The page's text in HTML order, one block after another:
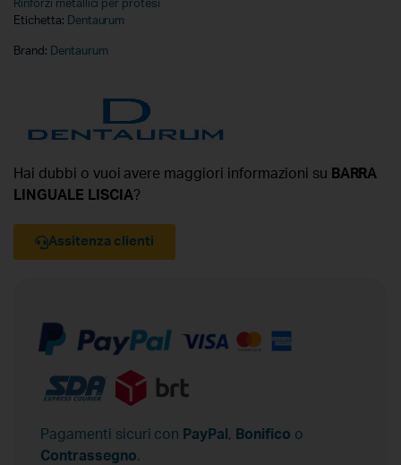
Rinforzi metallici per protesi
Etichetta: Dentaurum
Brand: Dentaurum
Hai dubbi o vuoi avere maggiori informazioni su BARRA
LINGUALE LISCIA?
Assitenza clienti
Pagamenti sicuri con PayPal , Bonifico o
Contrassegno.